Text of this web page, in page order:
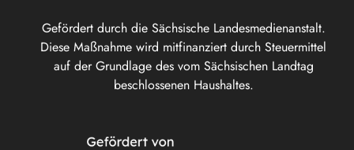
Gefördert durch die Sächsische Landesmedienanstalt.
Diese Maßnahme wird mitfinanziert durch Steuermittel
auf der Grundlage des vom Sächsischen Landtag
beschlossenen Haushaltes.